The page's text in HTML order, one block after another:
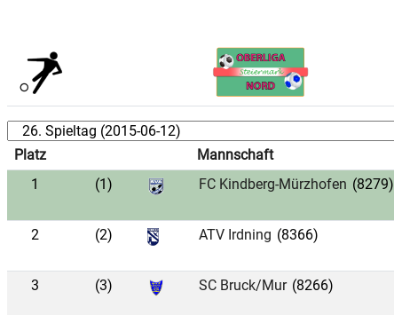
Platz Mannschaft
1
(1) FC Kindberg-Mürzhofen (8279)
2 (2) ATV Irdning (8366)
3 (3) SC Bruck/Mur (8266)